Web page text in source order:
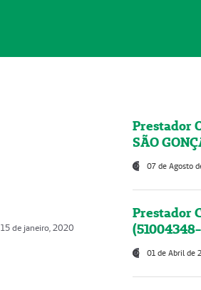
15 de janeiro, 2020
Prestador
SÃO
07 de Agosto
Prestador
01 de Abril de